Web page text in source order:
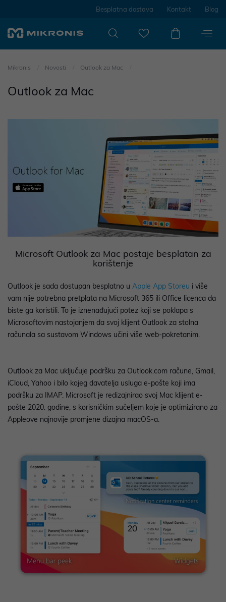
Besplatna dostava Kontakt Blog
Mikronis Novosti Outlook za Mac
Outlook za Mac
Microsoft Outlook za Mac postaje besplatan za
korištenje
Outlook je sada dostupan besplatno u Apple App Storeu i više
vam nije potrebna pretplata na Microsoft 365 ili Office licenca da
biste ga koristili. To je iznenađujući potez koji se poklapa s
Microsoftovim nastojanjem da svoj klijent Outlook za stolna
računala sa sustavom Windows učini više web-pokretanim.
Outlook za Mac uključuje podršku za Outlook.com račune, Gmail,
iCloud, Yahoo i bilo kojeg davatelja usluga e-pošte koji ima
podršku za IMAP. Microsoft je redizajnirao svoj Mac klijent e-
pošte 2020. godine, s korisničkim sučeljem koje je optimizirano za
Appleove najnovije promjene dizajna macOS-a.